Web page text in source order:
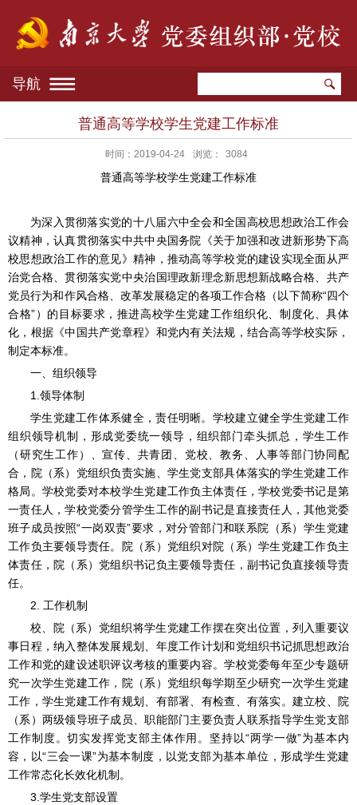
导航
​普通高等学校学生党建工作标准
时间：2019-04-24 浏览： 3084
普通高等学校学生党建工作标准
为深入贯彻落实党的十八届六中全会和全国高校思想政治工作会
议精神，认真贯彻落实中共中央国务院《关于加强和改进新形势下高
校思想政治工作的意见》精神，推动高等学校党的建设实现全面从严
治党合格、贯彻落实党中央治国理政新理念新思想新战略合格、共产
党员行为和作风合格、改革发展稳定的各项工作合格（以下简称“四个
合格”）的目标要求，推进高校学生党建工作组织化、制度化、具体
化，根据《中国共产党章程》和党内有关法规，结合高等学校实际，
制定本标准。
一、组织领导
1.领导体制
学生党建工作体系健全，责任明晰。学校建立健全学生党建工作
组织领导机制，形成党委统一领导，组织部门牵头抓总，学生工作
（研究生工作）、宣传、共青团、党校、教务、人事等部门协同配
合，院（系）党组织负责实施、学生党支部具体落实的学生党建工作
格局。学校党委对本校学生党建工作负主体责任，学校党委书记是第
一责任人，学校党委分管学生工作的副书记是直接责任人，其他党委
班子成员按照“一岗双责”要求，对分管部门和联系院（系）学生党建
工作负主要领导责任。院（系）党组织对院（系）学生党建工作负主
体责任，院（系）党组织书记负主要领导责任，副书记负直接领导责
任。
2. 工作机制
校、院（系）党组织将学生党建工作摆在突出位置，列入重要议
事日程，纳入整体发展规划、年度工作计划和党组织书记抓思想政治
工作和党的建设述职评议考核的重要内容。学校党委每年至少专题研
究一次学生党建工作，院（系）党组织每学期至少研究一次学生党建
工作，学生党建工作有规划、有部署、有检查、有落实。建立校、院
（系）两级领导班子成员、职能部门主要负责人联系指导学生党支部
工作制度。切实发挥党支部主体作用。坚持以“两学一做”为基本内
容，以“三会一课”为基本制度，以党支部为基本单位，形成学生党建
工作常态化长效化机制。
3.学生党支部设置